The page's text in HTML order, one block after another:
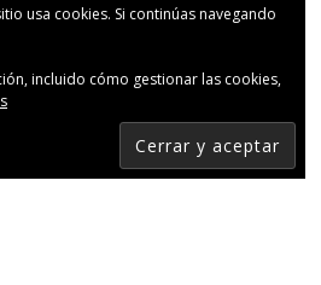
usa cookies. Si continúas navegando
incluido cómo gestionar las cookies,